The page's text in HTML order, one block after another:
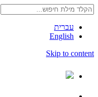
עברית
English
Skip to content